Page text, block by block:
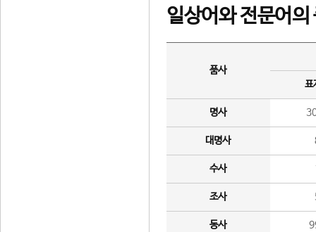
일상어와 전문어의
품사
표
명사
대명사
수사
조사
동사